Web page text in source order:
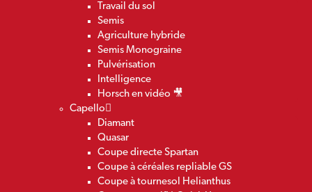
Travail du sol
Semis
Agriculture hybride
Semis Monograine
Pulvérisation
Intelligence
Horsch en vidéo 🎥
Capello
Diamant
Quasar
Coupe directe Spartan
Coupe à céréales repliable GS
Coupe à tournesol Helianthus